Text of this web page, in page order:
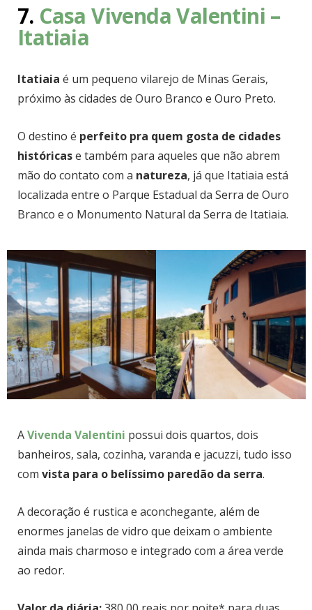
7. Casa Vivenda Valentini –
Itatiaia
Itatiaia é um pequeno vilarejo de Minas Gerais,
próximo às cidades de Ouro Branco e Ouro Preto.
O destino é perfeito pra quem gosta de cidades
históricase também para aqueles que não abrem
mão do contato com a natureza, já que Itatiaia está
localizada entre o Parque Estadual da Serra de Ouro
Branco e o Monumento Natural da Serra de Itatiaia.
AVivenda Valentini possui dois quartos, dois
banheiros, sala, cozinha, varanda e jacuzzi, tudo isso
com vista para o belíssimo paredão da serra.
A decoração é rustica e aconchegante, além de
enormes janelas de vidro que deixam o ambiente
ainda mais charmoso e integrado com a área verde
ao redor.